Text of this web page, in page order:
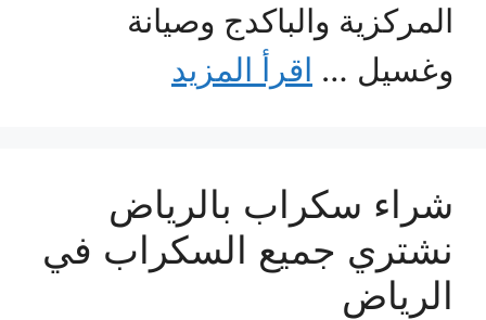
المركزية والباكدج وصيانة
وغسيل … اقرأ المزيد
شراء سكراب بالرياض
نشتري جميع السكراب في
الرياض